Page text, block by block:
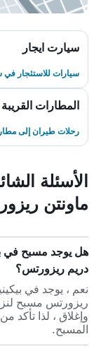
سيارت ايجار
سيارات للاستئجار
المطارات القريبة
رحلات طيران إلى
الأسئلة
ماونتن
هل يوجد مسبح في
دريم ريزورتس؟
نعم ، يوجد في
ريزورتس مسبح
وإغلاق ، لذا تأكد
المسبح.